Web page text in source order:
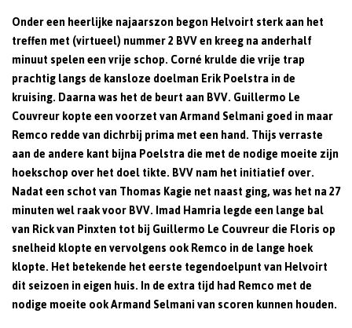
Onder een heerlijke najaarszon begon Helvoirt sterk aan het
treffen met (virtueel) nummer 2 BVV en kreeg na anderhalf
minuut spelen een vrije schop. Corné krulde die vrije trap
prachtig langs de kansloze doelman Erik Poelstra in de
kruising. Daarna was het de beurt aan BVV. Guillermo Le
Couvreur kopte een voorzet van Armand Selmani goed in maar
Remco redde van dichrbij prima met een hand. Thijs verraste
aan de andere kant bijna Poelstra die met de nodige moeite zijn
hoekschop over het doel tikte. BVV nam het initiatief over.
Nadat een schot van Thomas Kagie net naast ging, was het na 27
minuten wel raak voor BVV. Imad Hamria legde een lange bal
van Rick van Pinxten tot bij Guillermo Le Couvreur die Floris op
snelheid klopte en vervolgens ook Remco in de lange hoek
klopte. Het betekende het eerste tegendoelpunt van Helvoirt
dit seizoen in eigen huis. In de extra tijd had Remco met de
nodige moeite ook Armand Selmani van scoren kunnen houden.